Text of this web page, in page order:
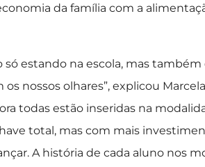
da família com a
estando na escola, mas
nossos olhares”, explicou
todas estão inseridas na
total, mas com mais
A história de cada aluno nos